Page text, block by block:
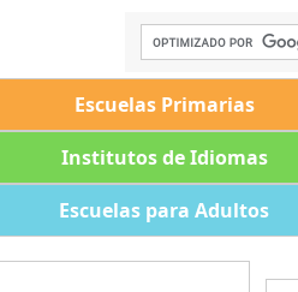
Escuelas Primarias
Institutos de Idiomas
Escuelas para Adultos